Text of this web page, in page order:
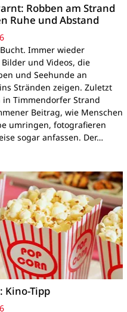
Robben am Strand
Ruhe und Abstand
Immer wieder
und Videos, die
und Seehunde an
Stränden zeigen. Zuletzt
in Timmendorfer Strand
Beitrag, wie Menschen
umringen, fotografieren
sogar anfassen. Der…
Kino-Tipp